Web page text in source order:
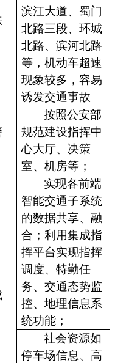
滨江大道、蜀门
北路三段、环城
北路、滨河北路
等，机动车超速
现象较多，容易
诱发交通事故
按照公安部
规范建设指挥中
心大厅、决策
室、机房等；
实现各前端
智能交通子系统
的数据共享、融
合；利用集成指
挥平台实现指挥
调度、特勤任
务、交通态势监
控、地理信息系
统功能；
社会资源如
停车场信息、高